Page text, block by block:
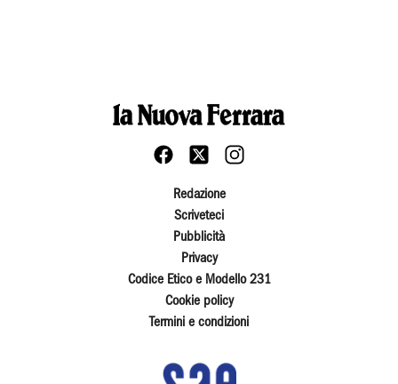
Redazione
Scriveteci
Pubblicità
Privacy
Codice Etico e Modello 231
Cookie policy
Termini e condizioni